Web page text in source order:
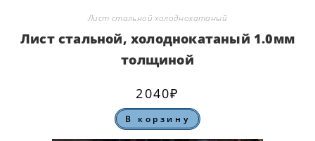
Лист стальной холоднокатаный
Лист стальной, холоднокатаный 1.0мм
толщиной
2040₽
В корзину